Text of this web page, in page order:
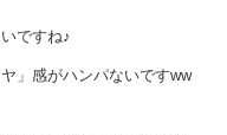
ですね♪
」感がハンパないですww